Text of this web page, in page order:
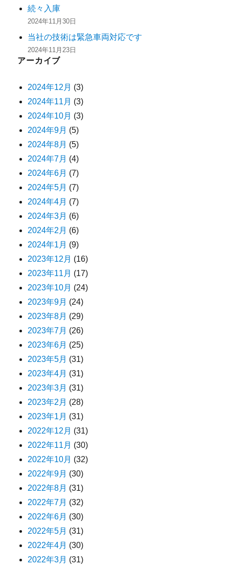
続々入庫
2024年11月30日
当社の技術は緊急車両対応です
2024年11月23日
アーカイブ
2024年12月 (3)
2024年11月 (3)
2024年10月 (3)
2024年9月 (5)
2024年8月 (5)
2024年7月 (4)
2024年6月 (7)
2024年5月 (7)
2024年4月 (7)
2024年3月 (6)
2024年2月 (6)
2024年1月 (9)
2023年12月 (16)
2023年11月 (17)
2023年10月 (24)
2023年9月 (24)
2023年8月 (29)
2023年7月 (26)
2023年6月 (25)
2023年5月 (31)
2023年4月 (31)
2023年3月 (31)
2023年2月 (28)
2023年1月 (31)
2022年12月 (31)
2022年11月 (30)
2022年10月 (32)
2022年9月 (30)
2022年8月 (31)
2022年7月 (32)
2022年6月 (30)
2022年5月 (31)
2022年4月 (30)
2022年3月 (31)